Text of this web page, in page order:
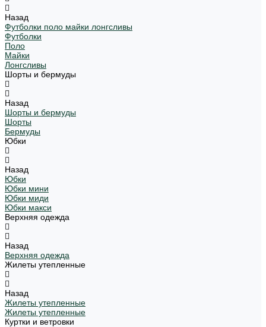
Назад
Футболки поло майки лонгсливы
Футболки
Поло
Майки
Лонгсливы
Шорты и бермуды
Назад
Шорты и бермуды
Шорты
Бермуды
Юбки
Назад
Юбки
Юбки мини
Юбки миди
Юбки макси
Верхняя одежда
Назад
Верхняя одежда
Жилеты утепленные
Назад
Жилеты утепленные
Жилеты утепленные
Куртки и ветровки